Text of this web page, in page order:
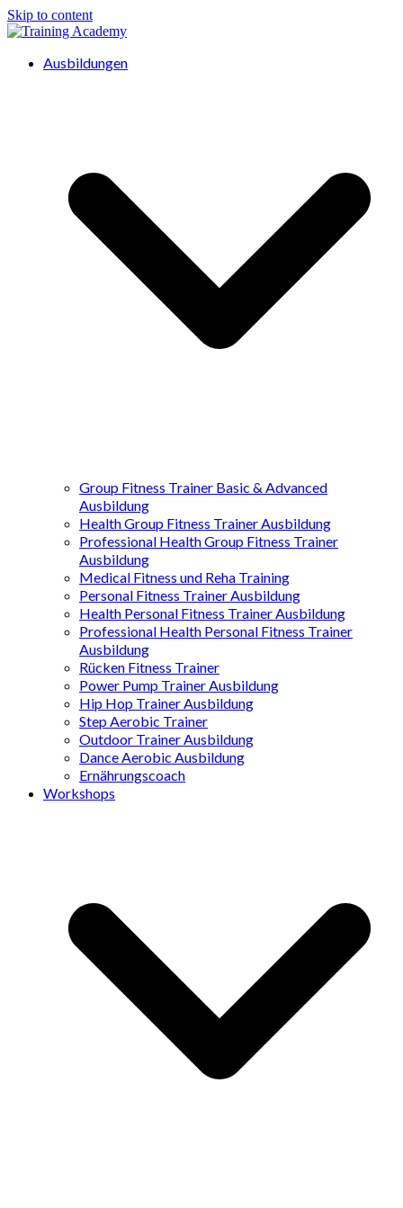
Skip to content
Ausbildungen
Group Fitness Trainer Basic & Advanced
Ausbildung
Health Group Fitness Trainer Ausbildung
Professional Health Group Fitness Trainer
Ausbildung
Medical Fitness und Reha Training
Personal Fitness Trainer Ausbildung
Health Personal Fitness Trainer Ausbildung
Professional Health Personal Fitness Trainer
Ausbildung
Rücken Fitness Trainer
Power Pump Trainer Ausbildung
Hip Hop Trainer Ausbildung
Step Aerobic Trainer
Outdoor Trainer Ausbildung
Dance Aerobic Ausbildung
Ernährungscoach
Workshops